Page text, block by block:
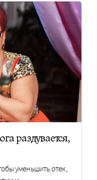
раздувается,
уменьшить отек,